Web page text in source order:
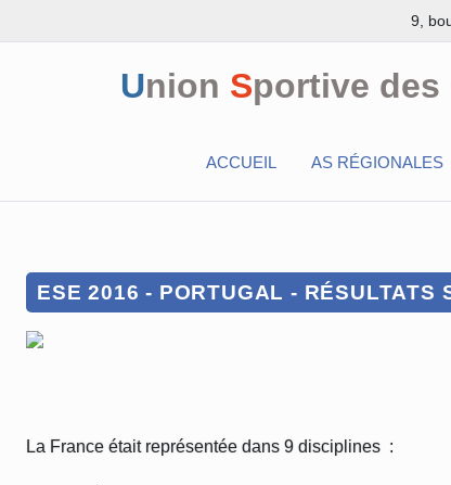
9,
Union Sportive
ACCUEIL AS RÉGIONALES
ESE 2016 - PORTUGAL - RÉSULTATS
La France était représentée dans 9 disciplines :